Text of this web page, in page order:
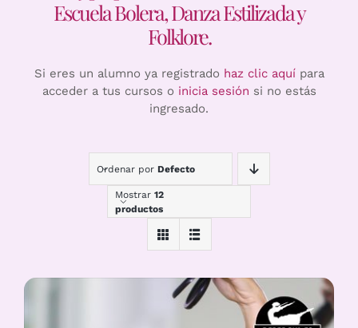
Escuela Bolera, Danza Estilizada y
Folklore.
Si eres un alumno ya registrado haz clic aquípara
acceder a tus cursos o inicia sesión si no estás
ingresado.
Ordenar por Defecto
Mostrar 12
productos